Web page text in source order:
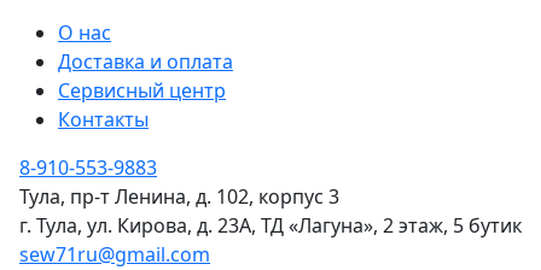
О нас
Доставка и оплата
Сервисный центр
Контакты
8-910-553-9883
Тула, пр-т Ленина, д. 102, корпус 3
г. Тула, ул. Кирова, д. 23А, ТД «Лагуна», 2 этаж, 5 бутик
sew71ru@gmail.com